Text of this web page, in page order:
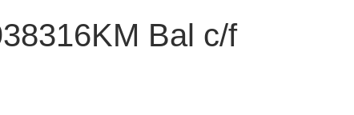
Bal c/f